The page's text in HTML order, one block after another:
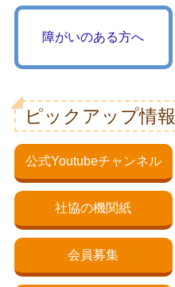
障がいのある方へ
ピックアップ情報
公式Youtubeチャンネル
社協の機関紙
会員募集